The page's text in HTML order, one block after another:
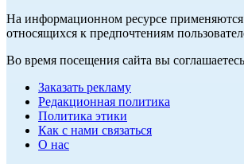
На информационном ресурсе применяются
относящихся к предпочтениям
Во время посещения сайта вы
Заказать рекламу
Редакционная политика
Политика этики
Как с нами связаться
О нас